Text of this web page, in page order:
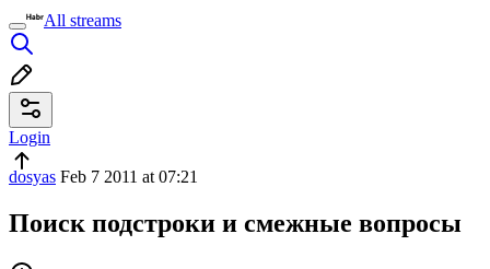
All streams
Login
dosyas Feb 7 2011 at 07:21
Поиск подстроки и смежные вопросы